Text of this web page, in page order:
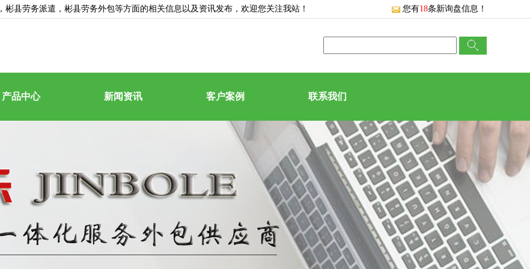
，彬县劳务派遣，彬县劳务外包等方面的相关信息以及资讯发布，欢迎您关注我站！ 您有18条新询盘信息！
产品中心 新闻资讯 客户案例 联系我们